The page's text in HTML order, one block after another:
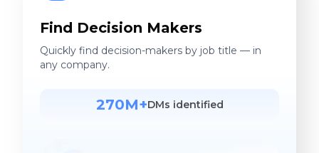
Find Decision Makers
Quickly find decision-makers by job title — in
any company.
270M+DMs identified